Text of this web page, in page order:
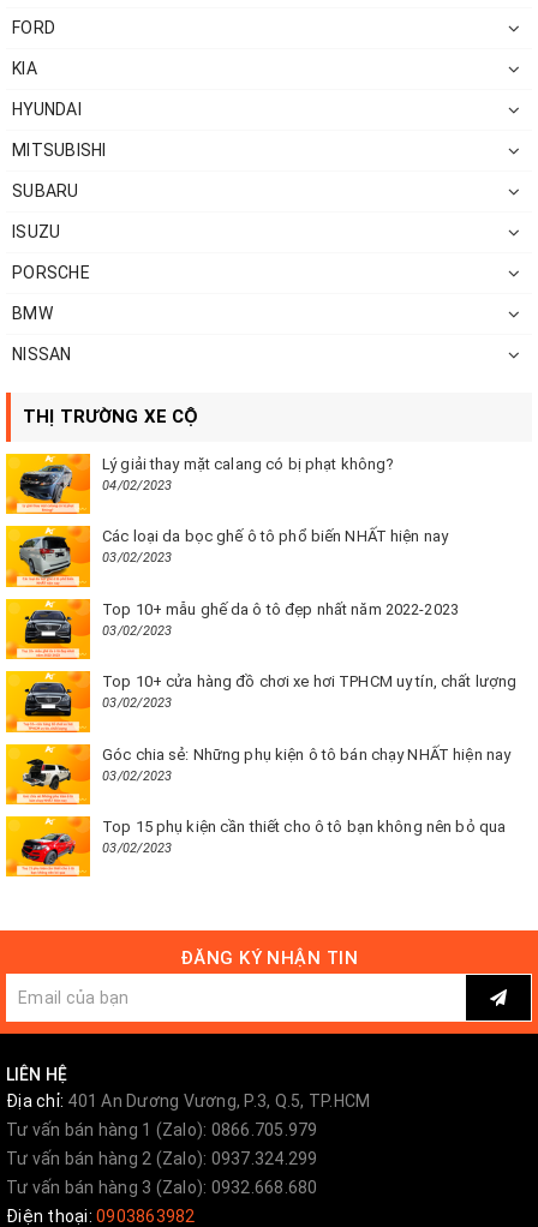
FORD
KIA
HYUNDAI
MITSUBISHI
SUBARU
ISUZU
PORSCHE
BMW
NISSAN
THỊ TRƯỜNG XE CỘ
Lý giải thay mặt calang có bị phạt không?
04/02/2023
Các loại da bọc ghế ô tô phổ biến NHẤT hiện nay
03/02/2023
Top 10+ mẫu ghế da ô tô đẹp nhất năm 2022-2023
03/02/2023
Top 10+ cửa hàng đồ chơi xe hơi TPHCM uy tín, chất lượng
03/02/2023
Góc chia sẻ: Những phụ kiện ô tô bán chạy NHẤT hiện nay
03/02/2023
Top 15 phụ kiện cần thiết cho ô tô bạn không nên bỏ qua
03/02/2023
ĐĂNG KÝ NHẬN TIN
LIÊN HỆ
Địa chỉ: 401 An Dương Vương, P.3, Q.5, TP.HCM
Tư vấn bán hàng 1 (Zalo): 0866.705.979
Tư vấn bán hàng 2 (Zalo): 0937.324.299
Tư vấn bán hàng 3 (Zalo): 0932.668.680
Điện thoại: 0903863982